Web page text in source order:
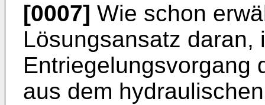
[0007] Wie schon
Lösungsansatz daran,
Entriegelungsvorgang
aus dem